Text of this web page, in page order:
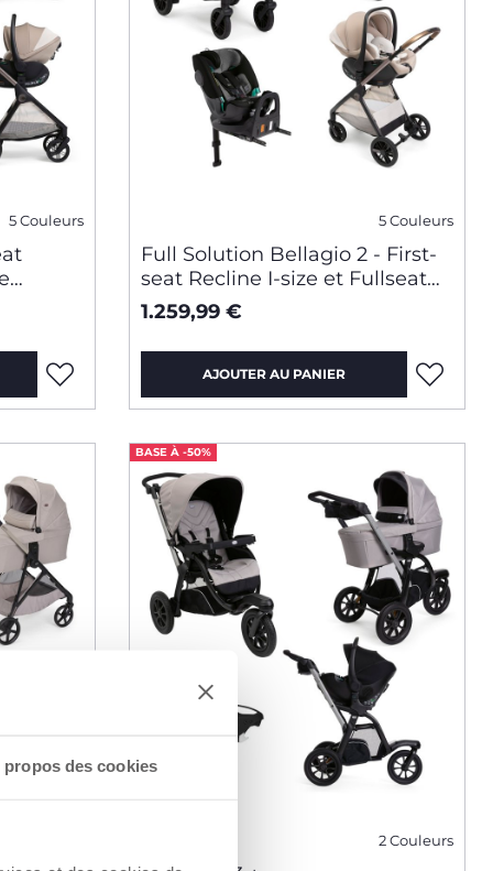
propos des cookies
5 Couleurs 5 Couleurs
Full Solution Bellagio 2 - First-
seat Recline I-size et Fullseat
360 avec base
1.259,99 €
AJOUTER AU PANIER
BASE À -50%
2 Couleurs